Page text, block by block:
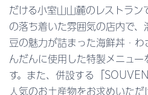
だける小室山山麓のレストラン
の落ち着いた雰囲気の店内で、
豆の魅力が詰まった海鮮丼・
んだんに使用した特製メニュー
す。また、併設する
「
人気のお土産物をお求めいただ